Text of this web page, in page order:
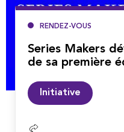
RENDEZ-VOUS
Series Makers
de sa première
Initiative